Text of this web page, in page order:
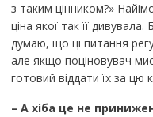
з таким цінником?»
ціна якої так її
думаю, що ці питання
але якщо поціновувач
готовий віддати їх за цю
– А хіба це не